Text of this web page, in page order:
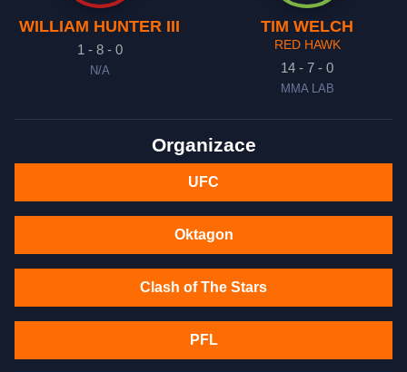
WILLIAM HUNTER III
1 - 8 - 0
N/A
TIM WELCH
RED HAWK
14 - 7 - 0
MMA LAB
Organizace
UFC
Oktagon
Clash of The Stars
PFL